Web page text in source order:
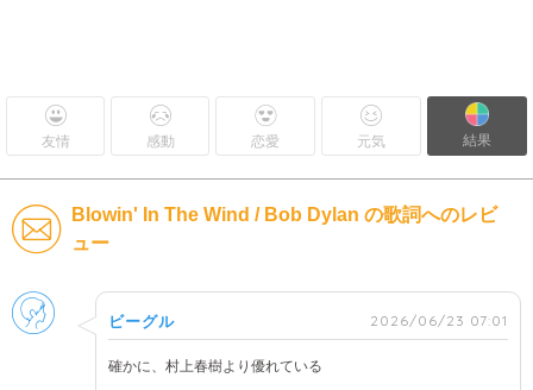
友情 感動 恋愛 元気 結果
Blowin' In The Wind / Bob Dylan の歌詞へのレビ
ュー
男性
ビーグル 2026/06/23 07:01
確かに、村上春樹より優れている